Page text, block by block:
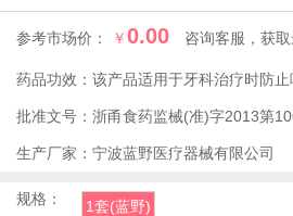
参考市场价： ￥0.00 咨询客服，获
药品功效：
批准文号： 浙甬食药监械(准)字2013第
生产厂家： 宁波蓝野医疗器械有限公司
规格： 1套(蓝野)